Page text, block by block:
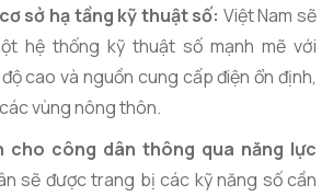
sở hạ tầng kỹ thuật số: Việt Nam sẽ
hệ thống kỹ thuật số mạnh mẽ với
cao và nguồn cung cấp điện ổn định,
vùng nông thôn.
cho công dân thông qua năng lực
sẽ được trang bị các kỹ năng số cần